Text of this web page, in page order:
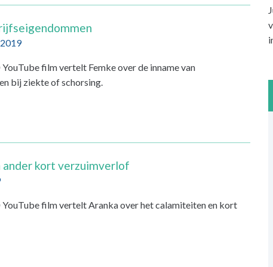
film vertelt Femke over de inname van
bij ziekte of schorsing.
kort verzuimverlof
YouTube film vertelt Aranka over het calamiteiten en kort